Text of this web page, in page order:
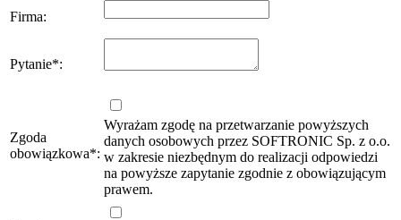
Firma:
Pytanie*:
Zgoda
obowiązkowa*:
Wyrażam zgodę na przetwarzanie powyższych
danych osobowych przez SOFTRONIC Sp. z o.o.
w zakresie niezbędnym do realizacji odpowiedzi
na powyższe zapytanie zgodnie z obowiązującym
prawem.